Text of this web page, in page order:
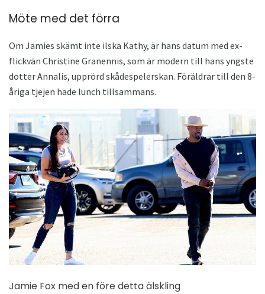
Möte med det förra
Om Jamies skämt inte ilska Kathy, är hans datum med ex-
flickvän Christine Granennis, som är modern till hans yngste
dotter Annalis, upprörd skådespelerskan. Föräldrar till den 8-
åriga tjejen hade lunch tillsammans.
Jamie Fox med en före detta älskling